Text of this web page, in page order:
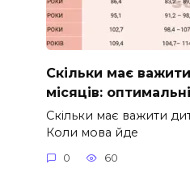
Скільки має
місяців:
Скільки має важити
Коли мова йде
0 60